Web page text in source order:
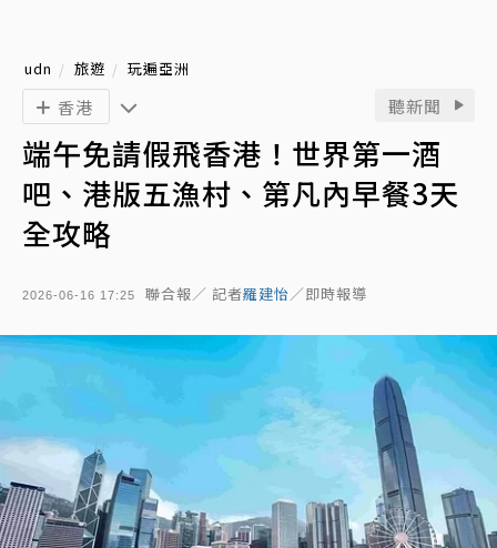
udn 旅遊 玩遍亞洲
聽新聞
端午免請假飛香港！世界第一酒
吧、港版五漁村、第凡內早餐3天
全攻略
2026-06-16 17:25 聯合報／ 記者羅建怡／即時報導
香港